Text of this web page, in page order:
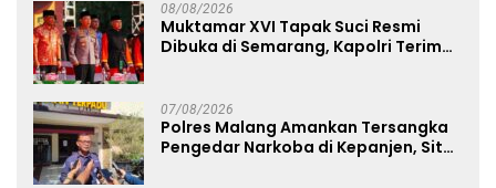
08/08/2026
Muktamar XVI Tapak Suci Resmi
Dibuka di Semarang, Kapolri Terima
07/08/2026
Polres Malang Amankan Tersangka
Pengedar Narkoba di Kepanjen, Sita